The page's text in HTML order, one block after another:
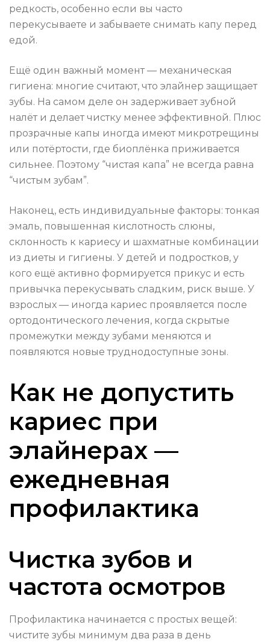
редкость, особенно если вы часто
перекусываете и забываете снимать капу перед
едой.
Ещё один важный момент — механическая
гигиена: многие считают, что элайнер защищает
зубы. На самом деле он задерживает зубной
налёт и делает чистку менее эффективной. Плюс
прозрачные капы иногда имеют микротрещины
или потёртости, где биоплёнка приживается
сильнее. Поэтому “чистая капа” не всегда равна
“чистым зубам”.
Наконец, есть индивидуальные факторы: тонкая
эмаль, повышенная кислотность слюны,
склонность к кариесу и шахматные комбинации
из диеты и гигиены. У детей и подростков, у
кого ещё активно формируется прикус и есть
привычка перекусывать сладким, риск выше. У
взрослых — иногда кариес проявляется после
ортодонтического лечения, когда скрытые
промежутки между зубами меняются и
появляются новые труднодоступные зоны.
Как не допустить
кариес при
элайнерах —
ежедневная
профилактика
Чистка зубов и
частота осмотров
Профилактика начинается с простых вещей:
чистите зубы минимум два раза в день